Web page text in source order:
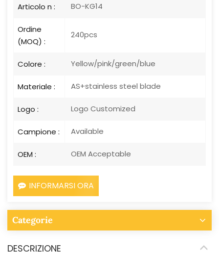
Articolo n : BO-KG14
Ordine
(MOQ) :
240pcs
Colore : Yellow/pink/green/blue
Materiale : AS+stainless steel blade
Logo : Logo Customized
Campione : Available
OEM : OEM Acceptable
INFORMARSI ORA
Categorie
DESCRIZIONE